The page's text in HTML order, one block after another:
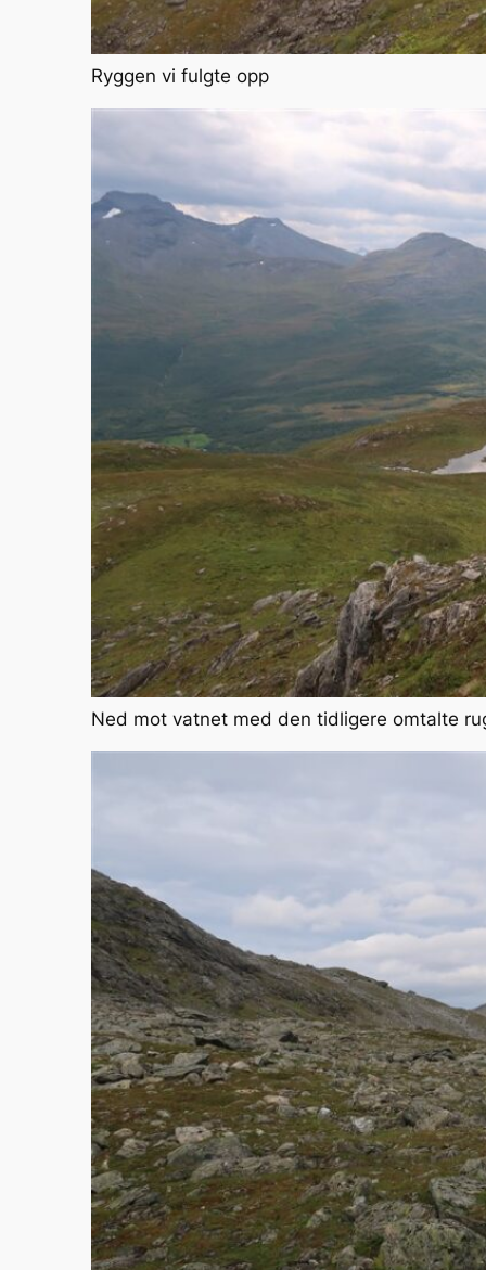
Ryggen vi fulgte opp
Ned mot vatnet med den tidligere omtalte